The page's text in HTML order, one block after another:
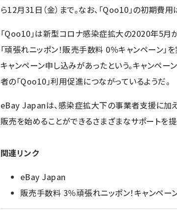
ら12月31日（金）まで。なお、「Qoo10」の初期費用
「Qoo10」は新型コロナ感染症拡大の2020年5月
「頑張れニッポン！販売手数料 0％キャンペーン
キャンペーン申し込みがあったという。キャンペ
者の「Qoo10」利用促進につながっているようだ。
eBay Japanは、感染症拡大下の事業者支援に加
販売を始めることができるさまざまなサポートを提
関連リンク
eBay Japan
販売手数料 3％頑張れニッポン！キャンペー